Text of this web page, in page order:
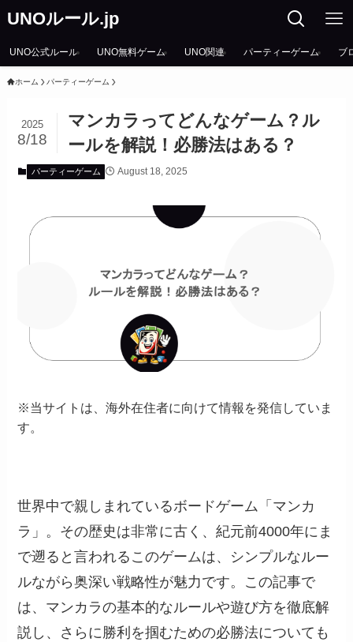
UNOルール.jp
UNO公式ルール UNO無料ゲーム UNO関連 パーティーゲーム ブ
ホーム パーティーゲーム
マンカラってどんなゲーム？ル
ールを解説！必勝法はある？
2025
8/18
パーティーゲーム August 18, 2025
※当サイトは、海外在住者に向けて情報を発信していま
す。
世界中で親しまれているボードゲーム「マンカ
ラ」。その歴史は非常に古く、紀元前4000年にま
で遡ると言われるこのゲームは、シンプルなルー
ルながら奥深い戦略性が魅力です。この記事で
は、マンカラの基本的なルールや遊び方を徹底解
説し、さらに勝利を掴むための必勝法についても